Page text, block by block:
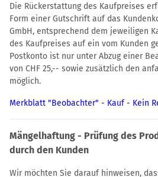
Die Rückerstattung des Kaufpreises
Form einer Gutschrift auf das
GmbH, entsprechend dem jeweiligen
des Kaufpreises auf ein vom Kunden
Postkonto ist nur unter Abzug einer
von CHF 25,-- sowie zusätzlich den
möglich.
Merkblatt "Beobachter" - Kauf - Kein
Mängelhaftung - Prüfung des
durch den Kunden
Wir möchten Sie darauf hinweisen,